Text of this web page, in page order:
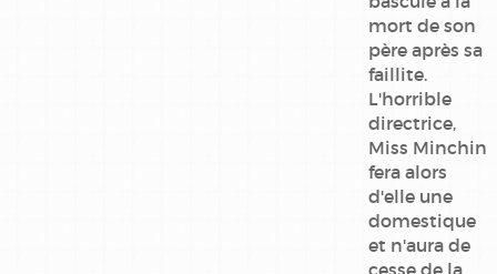
mort de son
père après sa
faillite.
L'horrible
directrice,
Miss Minchin
fera alors
d'elle une
domestique
et n'aura de
cesse de la